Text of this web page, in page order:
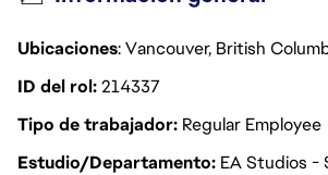
Ubicaciones: Vancouver, British
ID del rol214337
Tipo de trabajador Regular Employee
Estudio/Departamento EA Studios -